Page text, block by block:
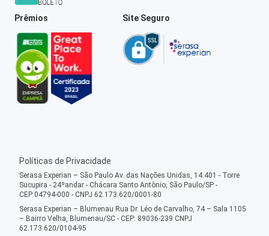
Prêmios Site Seguro
Políticas de Privacidade
Serasa Experian – São Paulo Av. das Nações Unidas, 14.401 - Torre
Sucupira - 24ºandar - Chácara Santo Antônio, São Paulo/SP -
CEP:04794-000 - CNPJ 62.173.620/0001-80
Serasa Experian – Blumenau Rua Dr. Léo de Carvalho, 74 – Sala 1105
– Bairro Velha, Blumenau/SC - CEP: 89036-239 CNPJ
62.173.620/0104-95